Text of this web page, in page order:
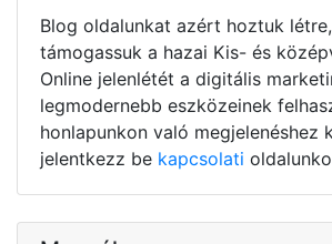
Blog oldalunkat azért hoztuk
támogassuk a hazai Kis- és
Online jelenlétét a digitális
legmodernebb eszközeinek
honlapunkon való megjelenéshez
jelentkezz be kapcsolati